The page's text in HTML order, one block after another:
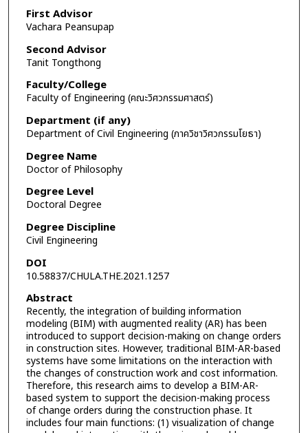
First Advisor
Vachara Peansupap
Second Advisor
Tanit Tongthong
Faculty/College
Faculty of Engineering (คณะวิศวกรรมศาสตร์)
Department (if any)
Department of Civil Engineering (ภาควิชาวิศวกรรมโยธา)
Degree Name
Doctor of Philosophy
Degree Level
Doctoral Degree
Degree Discipline
Civil Engineering
DOI
10.58837/CHULA.THE.2021.1257
Abstract
Recently, the integration of building information
modeling (BIM) with augmented reality (AR) has been
introduced to support decision-making on change orders
in construction sites. However, traditional BIM-AR-based
systems have some limitations on the interaction with
the changes of construction work and cost information.
Therefore, this research aims to develop a BIM-AR-
based system to support the decision-making process
of change orders during the construction phase. It
includes four main functions: (1) visualization of change